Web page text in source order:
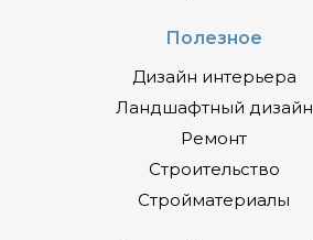
Полезное
Дизайн интерьера
Ландшафтный дизайн
Ремонт
Строительство
Стройматериалы